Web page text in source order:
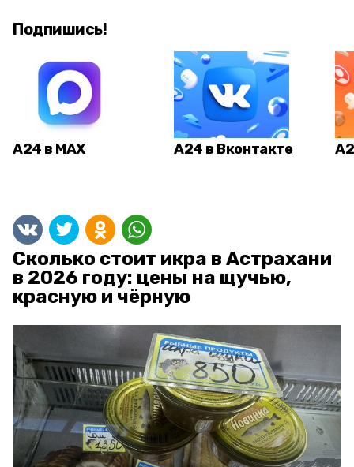
Подпишись!
А24 в MAX А24 в Вконтакте
Сколько стоит икра в Астрахани
в 2026 году: цены на щучью,
красную и чёрную